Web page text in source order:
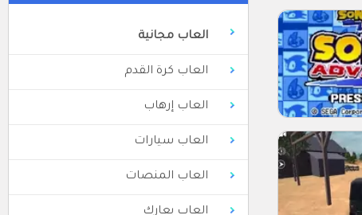
العاب مجانية
العاب كرة القدم
العاب إرهاب
العاب سيارات
العاب المنصات
العاب يعارك